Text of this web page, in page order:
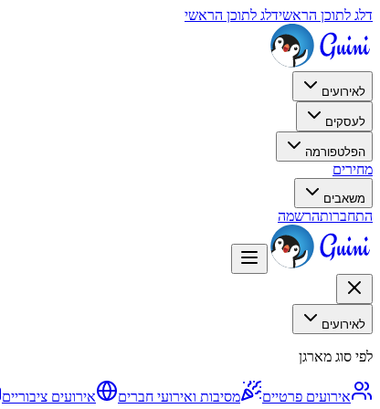
דלג לתוכן הראשידלג לתוכן הראשי
לאירועים
לעסקים
הפלטפורמה
מחירים
משאבים
התחברותהרשמה
לאירועים
לפי סוג מארגן
אירועים פרטיים מסיבות ואירועי חברים אירועים ציבוריים